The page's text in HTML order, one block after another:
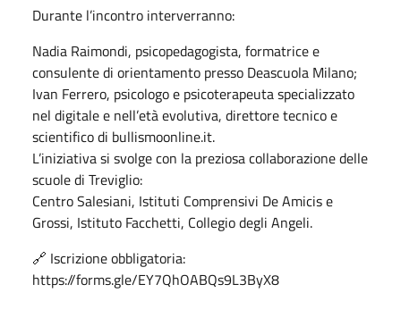
Durante l’incontro interverranno:
Nadia Raimondi, psicopedagogista, formatrice e
consulente di orientamento presso Deascuola Milano;
Ivan Ferrero, psicologo e psicoterapeuta specializzato
nel digitale e nell’età evolutiva, direttore tecnico e
scientifico di bullismoonline.it.
L’iniziativa si svolge con la preziosa collaborazione delle
scuole di Treviglio:
Centro Salesiani, Istituti Comprensivi De Amicis e
Grossi, Istituto Facchetti, Collegio degli Angeli.
🔗 Iscrizione obbligatoria:
https://forms.gle/EY7QhOABQs9L3ByX8